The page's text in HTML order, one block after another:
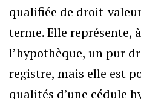
qualifiée de droit-
terme. Elle représente,
l’hypothèque, un pur
registre, mais elle est
qualités d’une cédule